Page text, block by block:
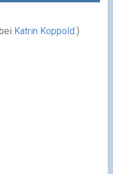
Katrin Koppold .)